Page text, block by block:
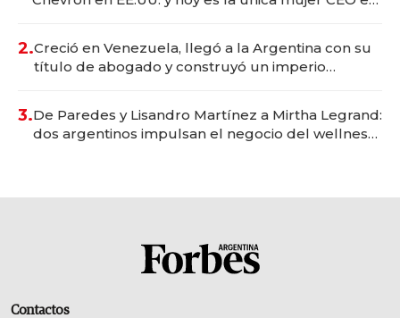
2.Creció en Venezuela, llegó a la Argentina con su
título de abogado y construyó un imperio
3.De Paredes y Lisandro Martínez a Mirtha Legrand:
dos argentinos impulsan el negocio del wellness
Contactos